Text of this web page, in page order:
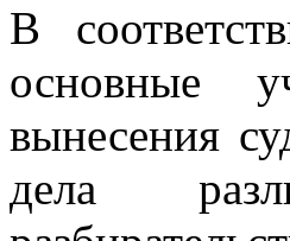
В
основные
вынесения
дела